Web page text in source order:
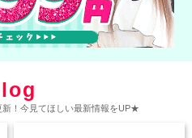
新！今見てほしい最新情報をUP★